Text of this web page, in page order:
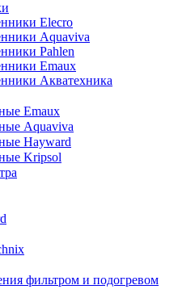
Elecro
Aquaviva
Pahlen
Emaux
Акватехника
Emaux
Aquaviva
Hayward
Kripsol
фильтром и подогревом